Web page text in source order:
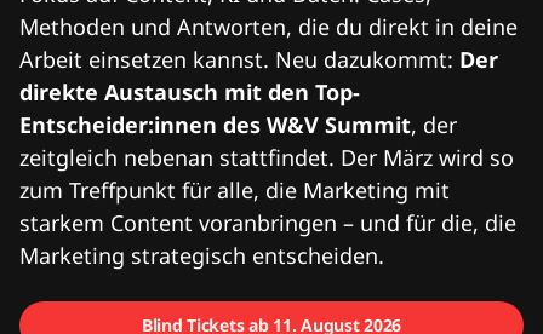
Methoden und Antworten, die du direkt in deine
Arbeit einsetzen kannst. Neu dazukommt: Der
direkte Austausch mit den Top-
Entscheider:innen des W&V Summit, der
zeitgleich nebenan stattfindet. Der März wird so
zum Treffpunkt für alle, die Marketing mit
starkem Content voranbringen – und für die, die
Marketing strategisch entscheiden.
Blind Tickets ab 11. August 2026